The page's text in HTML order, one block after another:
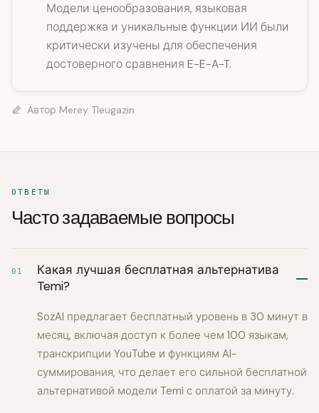
Модели ценообразования, языковая
поддержка и уникальные функции ИИ были
критически изучены для обеспечения
достоверного сравнения E-E-A-T.
Автор Merey Tleugazin
ОТВЕТЫ
Часто задаваемые вопросы
01
Какая лучшая бесплатная альтернатива
Temi?
SozAI предлагает бесплатный уровень в 30 минут в
месяц, включая доступ к более чем 100 языкам,
транскрипции YouTube и функциям AI-
суммирования, что делает его сильной бесплатной
альтернативой модели Temi с оплатой за минуту.